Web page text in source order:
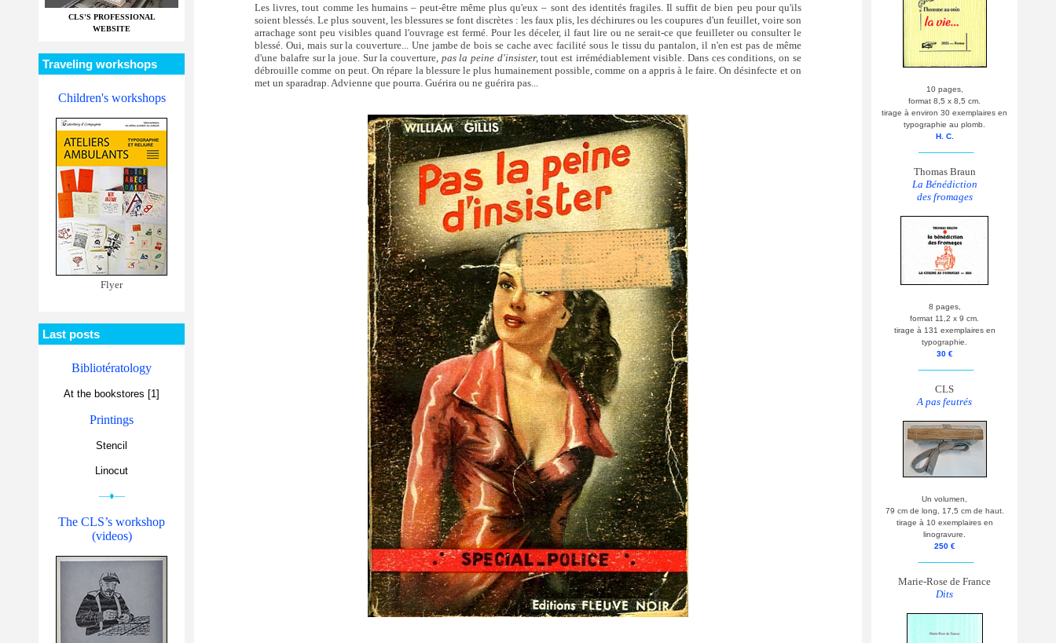
CLS'S PROFESSIONAL
WEBSITE
Traveling workshops
Children's workshops
Flyer
Last posts
Bibliotératology
At the bookstores [1]
Printings
Stencil
Linocut
—♦—
The CLS’s workshop
(videos)
Les livres, tout comme les humains – peut-être même plus qu'eux – sont des identités fragiles. Il suffit de bien peu pour qu'ils
soient blessés. Le plus souvent, les blessures se font discrètes : les faux plis, les déchirures ou les coupures d'un feuillet, voire son
arrachage sont peu visibles quand l'ouvrage est fermé. Pour les déceler, il faut lire ou ne serait-ce que feuilleter ou consulter le
blessé. Oui, mais sur la couverture... Une jambe de bois se cache avec facilité sous le tissu du pantalon, il n'en est pas de même
d'une balafre sur la joue. Sur la couverture, pas la peine d'insister, tout est irrémédiablement visible. Dans ces conditions, on se
débrouille comme on peut. On répare la blessure le plus humainement possible, comme on a appris à le faire. On désinfecte et on
met un sparadrap. Advienne que pourra. Guérira ou ne guérira pas...
10 pages,
format 8,5 x 8,5 cm.
tirage à environ 30 exemplaires en
typographie au plomb.
H. C.
Thomas Braun
La Bénédiction
des fromages
8 pages,
format 11,2 x 9 cm.
tirage à 131 exemplaires en
typographie.
30 €
CLS
A pas feutrés
Un volumen,
79 cm de long, 17,5 cm de haut.
tirage à 10 exemplaires en
linogravure.
250 €
Marie-Rose de France
Dits